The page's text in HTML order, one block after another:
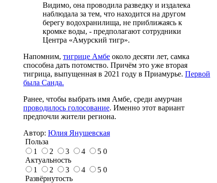
Видимо, она проводила разведку и издалека
наблюдала за тем, что находится на другом
берегу водохранилища, не приближаясь к
кромке воды, - предполагают сотрудники
Центра «Амурский тигр».
Напомним, тигрице Амбе около десяти лет, самка
способна дать потомство. Причём это уже вторая
тигрица, выпущенная в 2021 году в Приамурье. Первой
была Санда.
Ранее, чтобы выбрать имя Амбе, среди амурчан
проводилось голосование. Именно этот вариант
предпочли жители региона.
Автор: Юлия Янушевская
Польза
1
2 3 4 5 0
Актуальность
1
2 3 4 5 0
Развёрнутость